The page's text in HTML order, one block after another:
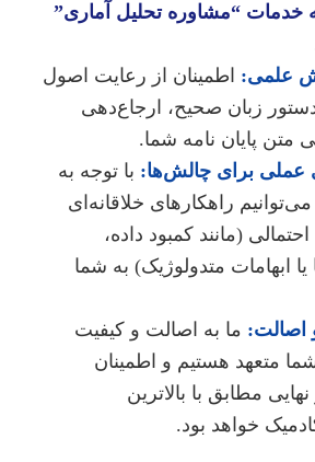
“مشاوره تحلیل آماری”
اطمینان از رعایت اصول
زبان صحیح، ارجاع‌دهی
پایان نامه شما.
برای چالش‌ها:با توجه به
راهکارهای خلاقانه‌ای
(مانند کمبود داده،
متدولوژیک) به شما
ما به اصالت و کیفیت
هستیم و اطمینان
مطابق با بالاترین
خواهد بود.